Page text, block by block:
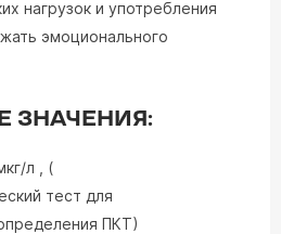
нагрузок и употребления
эмоционального
ЗНАЧЕНИЯ:
л , (
тест для
ПКТ)